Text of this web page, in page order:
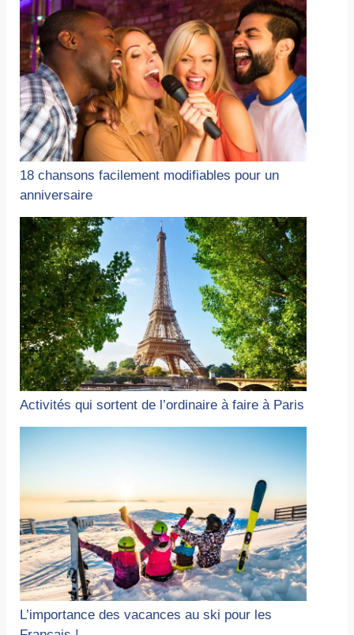
18 chansons facilement modifiables pour un
anniversaire
Activités qui sortent de l’ordinaire à faire à Paris
L’importance des vacances au ski pour les